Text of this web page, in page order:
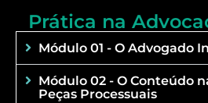
Prática na
Módulo 01 - O Advogado
Módulo 02 - O Conteúdo
Peças Processuais